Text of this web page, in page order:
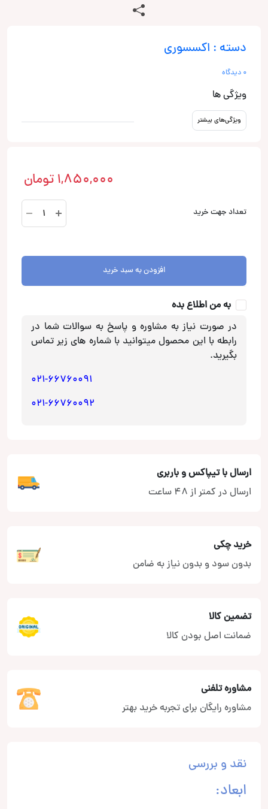
دسته : اکسسوری
0 دیدگاه
ویژگی ها
ویژگی‌های بیشتر
1,850,000 تومان
تعداد جهت خرید
S-
1227
افزودن به سبد خرید
به من اطلاع بده
در صورت نیاز به مشاوره و پاسخ به سوالات شما در
رابطه با این محصول میتوانید با شماره های زیر تماس
بگیرید.
021-66760091
021-66760092
ارسال با تیپاکس و باربری
ارسال در کمتر از 48 ساعت
خرید چکی
بدون سود و بدون نیاز به ضامن
تضمین کالا
ضمانت اصل بودن کالا
مشاوره تلفنی
مشاوره رایگان برای تجربه خرید بهتر
نقد و بررسی
ابعاد: